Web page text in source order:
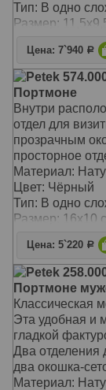
Тип: В одно
Размер:
Цена: 7`940 Р
Petek
Портмоне
Внутри
отдел для
прозрачным
просторное
Материал:
Цвет: Чёрный
Тип: В одно
Размер: 16х10
Цена: 5`220 Р
Petek
Портмоне
Классическая
Эта удобная и
гладкой
Два отделения
два окошка-
Материал: